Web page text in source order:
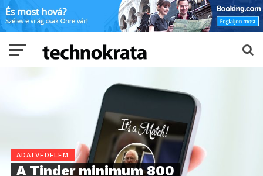
ADATVÉDELEM
A Tinder minimum 800